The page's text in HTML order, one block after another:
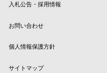
入札公告・採用情報
お問い合わせ
個人情報保護方針
サイトマップ